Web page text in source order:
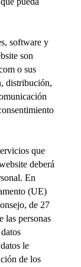
software y
son
o sus
distribución,
que
deberá
En
(UE)
de 27
las personas
le
de los